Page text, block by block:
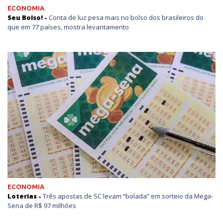
ECONOMIA
Seu Bolso! - Conta de luz pesa mais no bolso dos brasileiros do
que em 77 países, mostra levantamento
ECONOMIA
Loterias - Três apostas de SC levam “bolada” em sorteio da Mega-
Sena de R$ 97 milhões